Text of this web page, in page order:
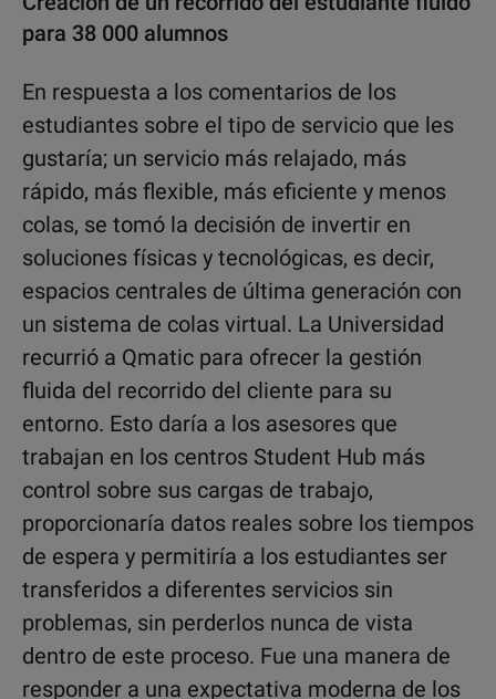
para 38 000 alumnos
En respuesta a los comentarios de los
estudiantes sobre el tipo de servicio que les
gustaría; un servicio más relajado, más
rápido, más flexible, más eficiente y menos
colas, se tomó la decisión de invertir en
soluciones físicas y tecnológicas, es decir,
espacios centrales de última generación con
un sistema de colas virtual. La Universidad
recurrió a Qmatic para ofrecer la gestión
fluida del recorrido del cliente para su
entorno. Esto daría a los asesores que
trabajan en los centros Student Hub más
control sobre sus cargas de trabajo,
proporcionaría datos reales sobre los tiempos
de espera y permitiría a los estudiantes ser
transferidos a diferentes servicios sin
problemas, sin perderlos nunca de vista
dentro de este proceso. Fue una manera de
responder a una expectativa moderna de los